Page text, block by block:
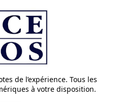
de l’expérience. Tous les
à votre disposition.